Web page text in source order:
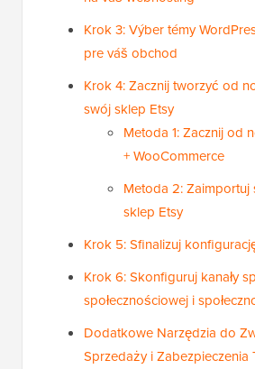
Krok 3: Výber témy
pre váš obchod
Krok 4: Zacznij tworzyć od
swój sklep Etsy
Metoda 1: Zacznij od
+ WooCommerce
Metoda 2: Zaimportuj
sklep Etsy
Krok 5: Sfinalizuj
Krok 6: Skonfiguruj kanały
społecznościowej i
Dodatkowe Narzędzia do
Sprzedaży i